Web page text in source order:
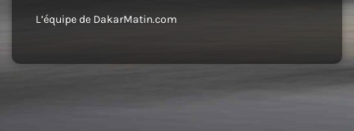
L’équipe de DakarMatin.com